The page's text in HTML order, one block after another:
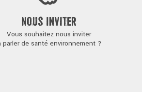
NOUS INVITER
Vous souhaitez nous inviter
parler de santé environnement ?